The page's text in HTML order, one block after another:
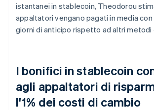
istantanei in stablecoin, Theodorou
appaltatori vengano pagati in media
giorni di anticipo rispetto ad altri metodi
I bonifici in stablecoin
agli appaltatori di
l'1% dei costi di cambio